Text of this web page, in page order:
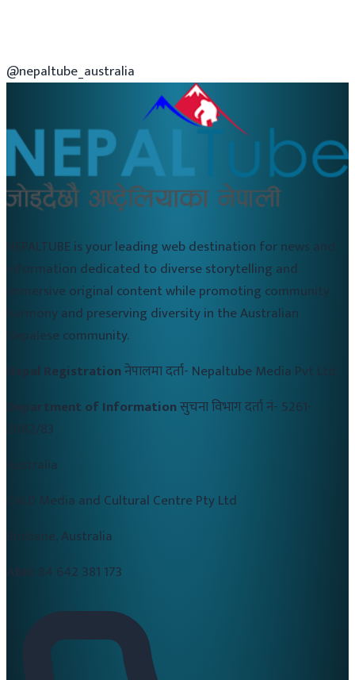
@nepaltube_australia
NEPALTUBE is your leading web destination for news and
information dedicated to diverse storytelling and
immersive original content while promoting community
harmony and preserving diversity in the Australian
Nepalese community.
Nepal Registrationनेपालमा दर्ता- Nepaltube Media Pvt Ltd
Department of Informationसुचना विभाग दर्ता नं- 5261-
2082/83
Australia
CALD Media and Cultural Centre Pty Ltd
Brisbane, Australia
84 642 381 173